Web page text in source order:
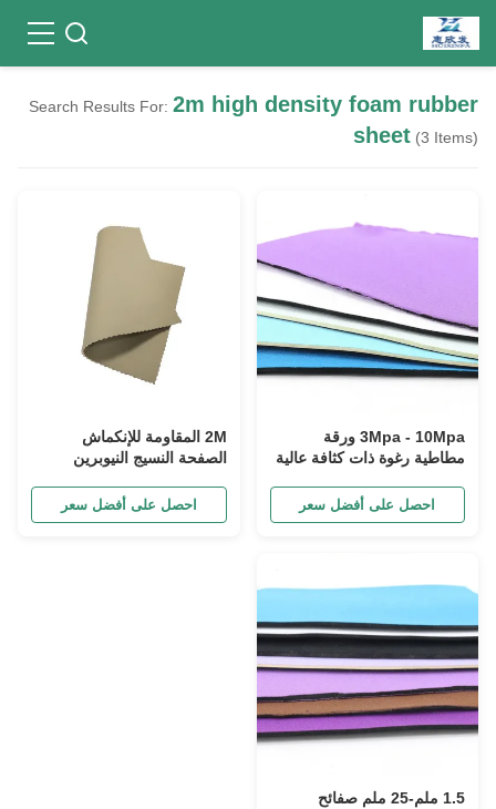
Search Results For: 2m high density foam rubber
sheet (3 Items)
3Mpa - 10Mpa ورقة
مطاطية رغوة ذات كثافة عالية
احصل على أفضل سعر
2M المقاومة للإنكماش
الصفحة النسيج النيوبرين
احصل على أفضل سعر
1.5 ملم-25 ملم صفائح